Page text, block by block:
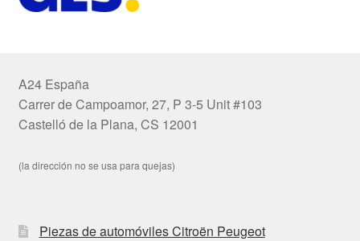
A24 España
Carrer de Campoamor, 27, P 3-5 Unit #103
Castelló de la Plana, CS 12001
(la dirección no se usa para quejas)
Piezas de automóviles Citroën Peugeot